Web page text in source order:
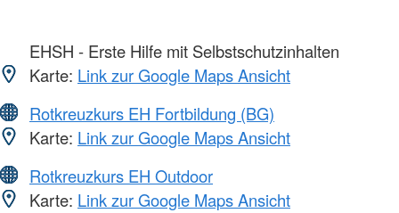
EHSH - Erste Hilfe mit Selbstschutzinhalten
Karte: Link zur Google Maps Ansicht
Rotkreuzkurs EH Fortbildung (BG)
Karte: Link zur Google Maps Ansicht
Rotkreuzkurs EH Outdoor
Karte: Link zur Google Maps Ansicht